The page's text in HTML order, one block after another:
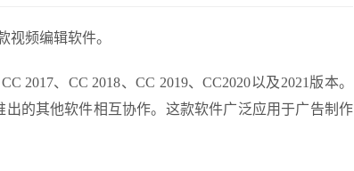
视频编辑软件。
2017、CC 2018、CC 2019、CC2020以及2021版本。
出的其他软件相互协作。这款软件广泛应用于广告制作